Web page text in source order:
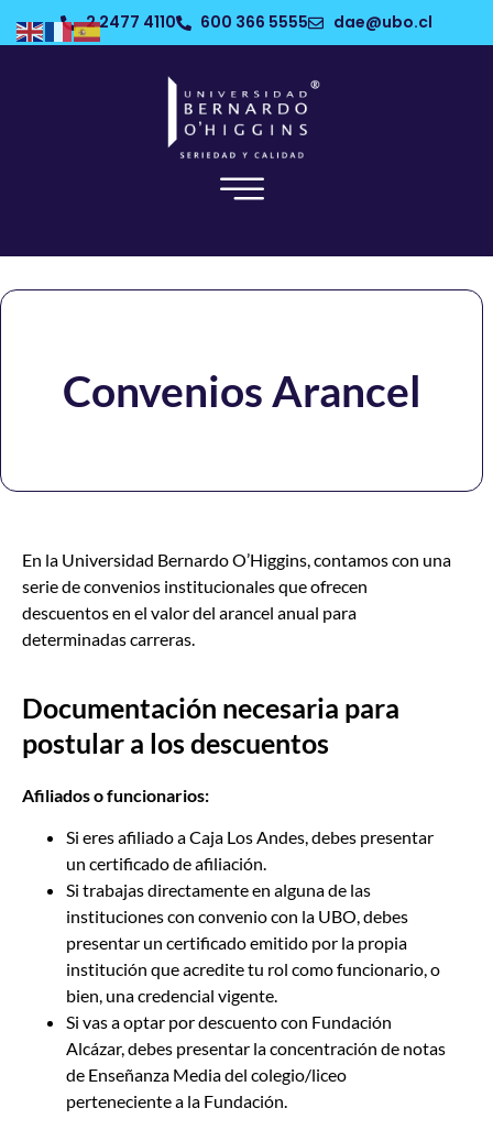
2 2477 4110 600 366 5555 dae@ubo.cl
Convenios Arancel
En la Universidad Bernardo O’Higgins, contamos con una
serie de convenios institucionales que ofrecen
descuentos en el valor del arancel anual para
determinadas carreras.
Documentación necesaria para
postular a los descuentos
Afiliados o funcionarios:
Si eres afiliado a Caja Los Andes, debes presentar
un certificado de afiliación.
Si trabajas directamente en alguna de las
instituciones con convenio con la UBO, debes
presentar un certificado emitido por la propia
institución que acredite tu rol como funcionario, o
bien, una credencial vigente.
Si vas a optar por descuento con Fundación
Alcázar, debes presentar la concentración de notas
de Enseñanza Media del colegio/liceo
perteneciente a la Fundación.